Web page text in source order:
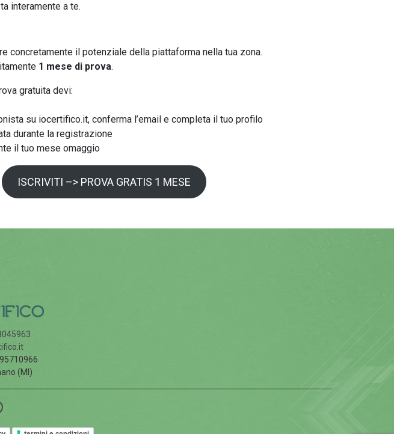
interamente a te.
concretamente il potenziale della piattaforma nella tua zona.
1 mese di prova.
gratuita devi:
su iocertifico.it, conferma l’email e completa il tuo profilo
durante la registrazione
il tuo mese omaggio
ISCRIVITI –> PROVA GRATIS 1 MESE
(MI)